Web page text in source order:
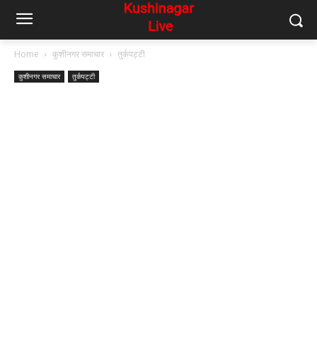
Home कुशीनगर समाचार तुर्कपट्टी
कुशीनगर समाचार तुर्कपट्टी